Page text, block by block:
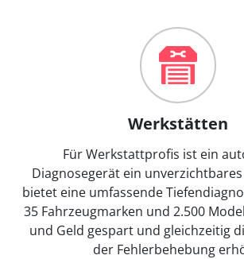
Werkstätten
Für Werkstattprofis ist ein
Diagnosegerät ein unverzichtbares
bietet eine umfassende
35 Fahrzeugmarken und 2.500
und Geld gespart und gleichzeitig
der Fehlerbehebung